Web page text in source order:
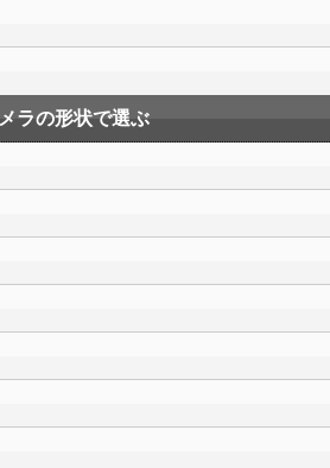
ラの形状で選ぶ